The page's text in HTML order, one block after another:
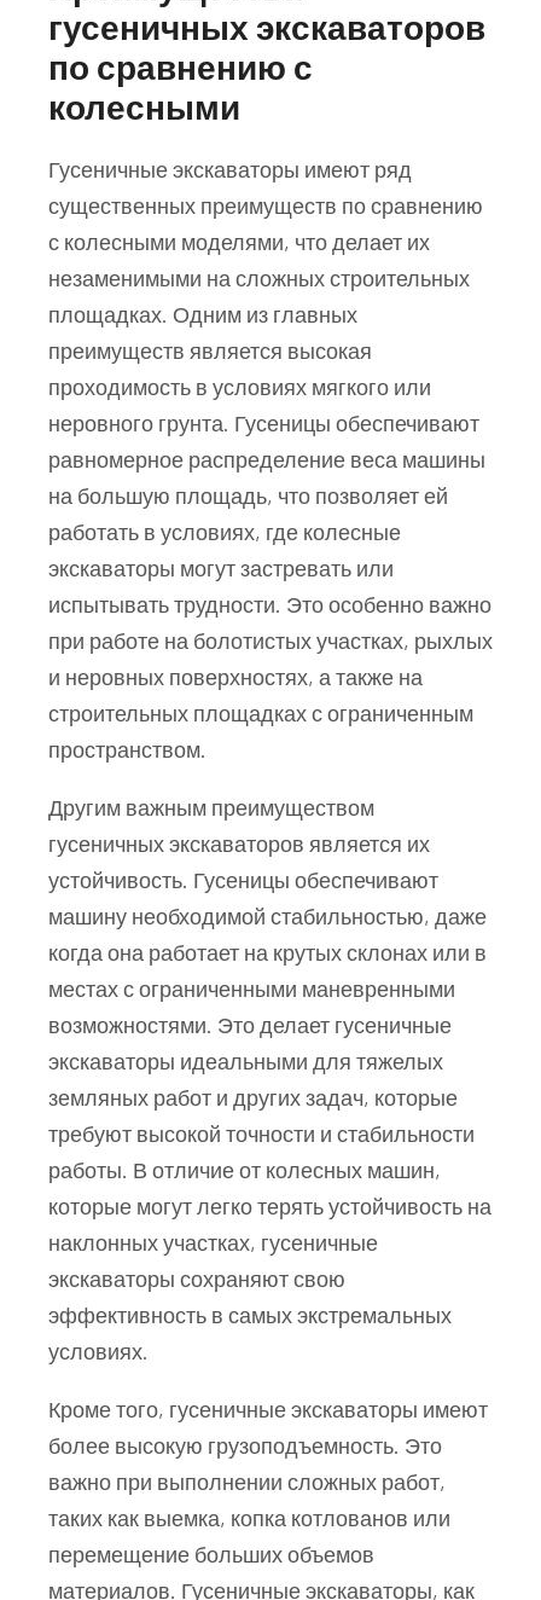
гусеничных экскаваторов
по сравнению с
колесными
Гусеничные экскаваторы имеют ряд
существенных преимуществ по сравнению
с колесными моделями, что делает их
незаменимыми на сложных строительных
площадках. Одним из главных
преимуществ является высокая
проходимость в условиях мягкого или
неровного грунта. Гусеницы обеспечивают
равномерное распределение веса машины
на большую площадь, что позволяет ей
работать в условиях, где колесные
экскаваторы могут застревать или
испытывать трудности. Это особенно важно
при работе на болотистых участках, рыхлых
и неровных поверхностях, а также на
строительных площадках с ограниченным
пространством.
Другим важным преимуществом
гусеничных экскаваторов является их
устойчивость. Гусеницы обеспечивают
машину необходимой стабильностью, даже
когда она работает на крутых склонах или в
местах с ограниченными маневренными
возможностями. Это делает гусеничные
экскаваторы идеальными для тяжелых
земляных работ и других задач, которые
требуют высокой точности и стабильности
работы. В отличие от колесных машин,
которые могут легко терять устойчивость на
наклонных участках, гусеничные
экскаваторы сохраняют свою
эффективность в самых экстремальных
условиях.
Кроме того, гусеничные экскаваторы имеют
более высокую грузоподъемность. Это
важно при выполнении сложных работ,
таких как выемка, копка котлованов или
перемещение больших объемов
материалов. Гусеничные экскаваторы, как